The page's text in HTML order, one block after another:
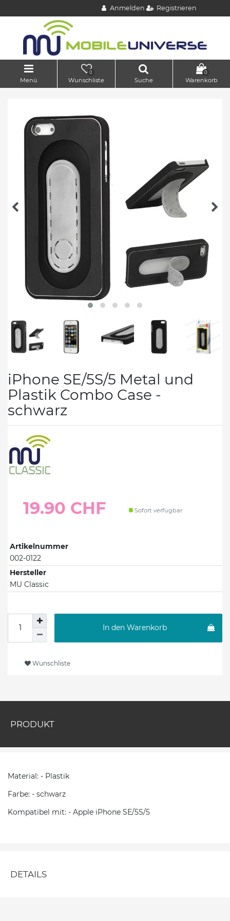
Anmelden Registrieren
Menü
0
Wunschliste Suche
0
Warenkorb
iPhone SE/5S/5 Metal und
Plastik Combo Case -
schwarz
19.90 CHF Sofort verfügbar
Artikelnummer
002-0122
Hersteller
MU Classic
In den Warenkorb
Wunschliste
PRODUKT
Material: - Plastik
Farbe: - schwarz
Kompatibel mit: - Apple iPhone SE/5S/5
DETAILS